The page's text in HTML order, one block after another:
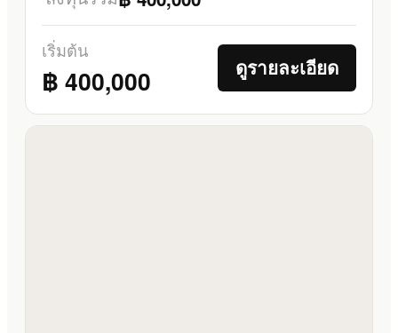
เริ่มต้น
฿ 400,000 ดูรายละเอียด